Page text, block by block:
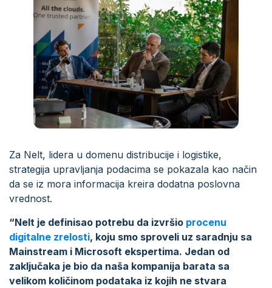
Za Nelt, lidera u domenu distribucije i logistike,
strategija upravljanja podacima se pokazala kao način
da se iz mora informacija kreira dodatna poslovna
vrednost.
“Nelt je definisao potrebu da izvršio procenu
digitalne zrelosti, koju smo sproveli uz saradnju sa
Mainstream i Microsoft ekspertima. Jedan od
zaključaka je bio da naša kompanija barata sa
velikom količinom podataka iz kojih ne stvara